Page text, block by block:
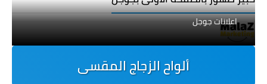
اعلانات جوجل
ألواح الزجاج المقسى